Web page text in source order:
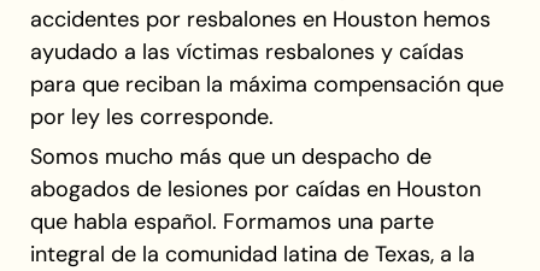
accidentes por resbalones en Houston hemos
ayudado a las víctimas resbalones y caídas
para que reciban la máxima compensación que
por ley les corresponde.
Somos mucho más que un despacho de
abogados de lesiones por caídas en Houston
que habla español. Formamos una parte
integral de la comunidad latina de Texas, a la